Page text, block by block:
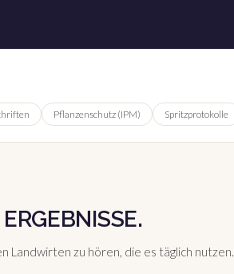
Pflanzenschutz (IPM) Spritzprotokolle
Landwirten zu hören, die es täglich nutzen.